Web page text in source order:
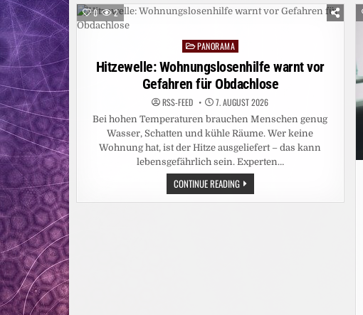
GESUNDHEIT
IN
0 2
PostedPANORAMA
Hitzewelle: Wohnungslosenhilfe warnt vor
Gefahren für Obdachlose
RSS-FEED 7. AUGUST 2026
Bei hohen Temperaturen brauchen Menschen genug
Wasser, Schatten und kühle Räume. Wer keine
Wohnung hat, ist der Hitze ausgeliefert – das kann
lebensgefährlich sein. Experten…
CONTINUE READINGHITZEWELLE:
WOHNUNGSLOSENHILFE
WARNT